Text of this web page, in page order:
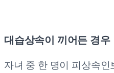
대습상속이 끼어든 경우
자녀 중 한 명이 피상속